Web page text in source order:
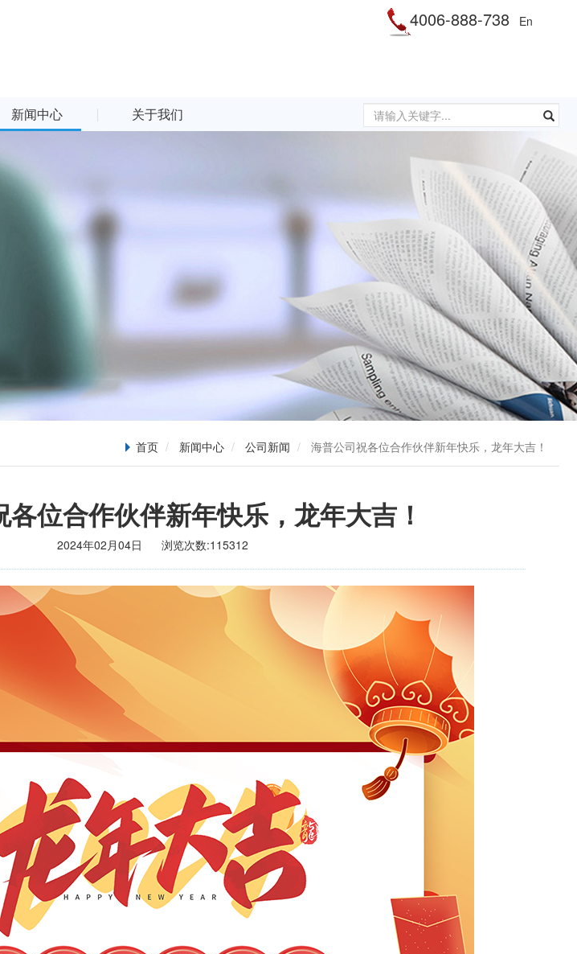
4006-888-738 En
新闻中心 关于我们
首页 新闻中心 公司新闻 海普公司祝各位合作伙伴新年快乐，龙年大吉！
位合作伙伴新年快乐，龙年大吉！
2024年02月04日 浏览次数:115312